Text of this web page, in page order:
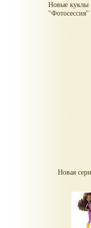
Новые куклы
"Фотосессия"
Новая